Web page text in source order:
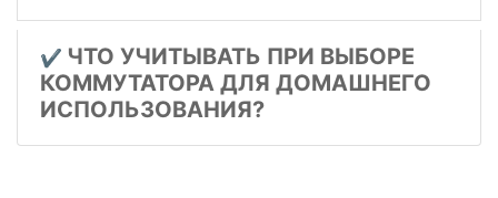
✔️ ЧТО УЧИТЫВАТЬ ПРИ ВЫБОРЕ
КОММУТАТОРА ДЛЯ ДОМАШНЕГО
ИСПОЛЬЗОВАНИЯ?